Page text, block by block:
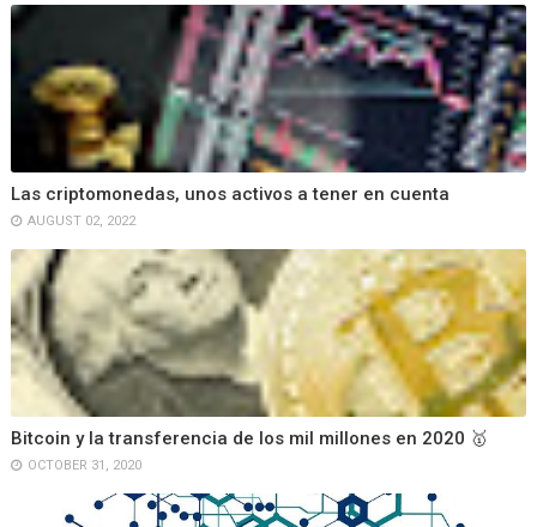
Las criptomonedas, unos activos a tener en cuenta
AUGUST 02, 2022
Bitcoin y la transferencia de los mil millones en 2020 🥇
OCTOBER 31, 2020